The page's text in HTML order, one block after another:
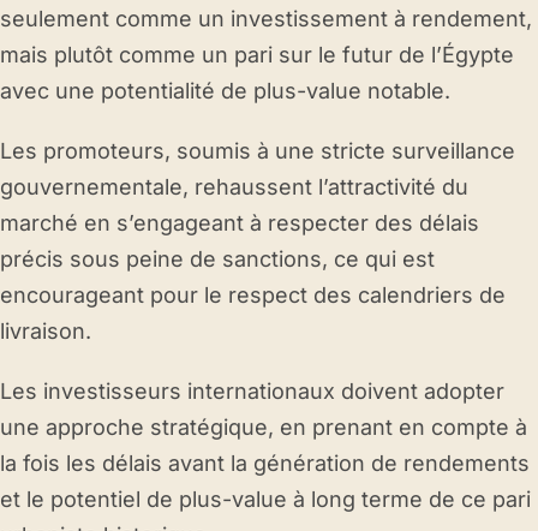
seulement comme un investissement à rendement,
mais plutôt comme un pari sur le futur de l’Égypte
avec une potentialité de plus-value notable.
Les promoteurs, soumis à une stricte surveillance
gouvernementale, rehaussent l’attractivité du
marché en s’engageant à respecter des délais
précis sous peine de sanctions, ce qui est
encourageant pour le respect des calendriers de
livraison.
Les investisseurs internationaux doivent adopter
une approche stratégique, en prenant en compte à
la fois les délais avant la génération de rendements
et le potentiel de plus-value à long terme de ce pari